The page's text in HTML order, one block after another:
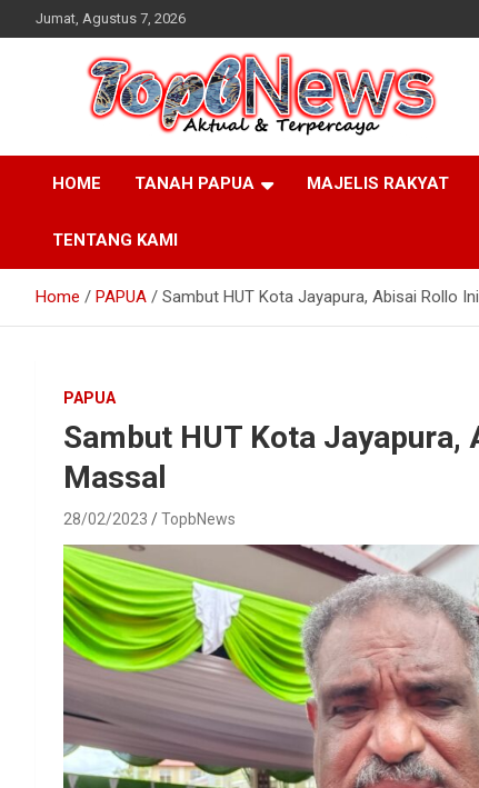
to
Jumat, Agustus 7, 2026
HOME TANAH PAPUA MAJELIS RAKYAT
TENTANG KAMI
Home PAPUA Sambut HUT Kota Jayapura, Abisai Rollo
PAPUA
Sambut HUT Kota
Massal
28/02/2023 TopbNews